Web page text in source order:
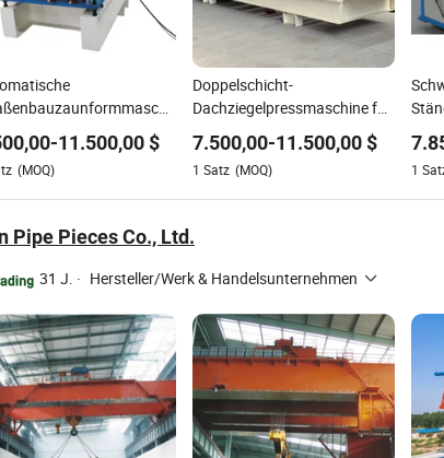
-11.500,00$
(MOQ)
Doppelschicht-
Dachziegelpressmaschine für
Baustellenmaterialfabriken
7.500,00-11.500,00 $
1 Satz (MOQ) 1
Pipe Pieces Co., Ltd.
31 J. · Hersteller/Werk & Handelsunternehmen